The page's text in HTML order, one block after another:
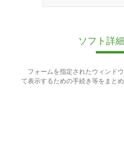
ソフト詳
フォームを指定されたウィンド
て表示するための手続き等をまと